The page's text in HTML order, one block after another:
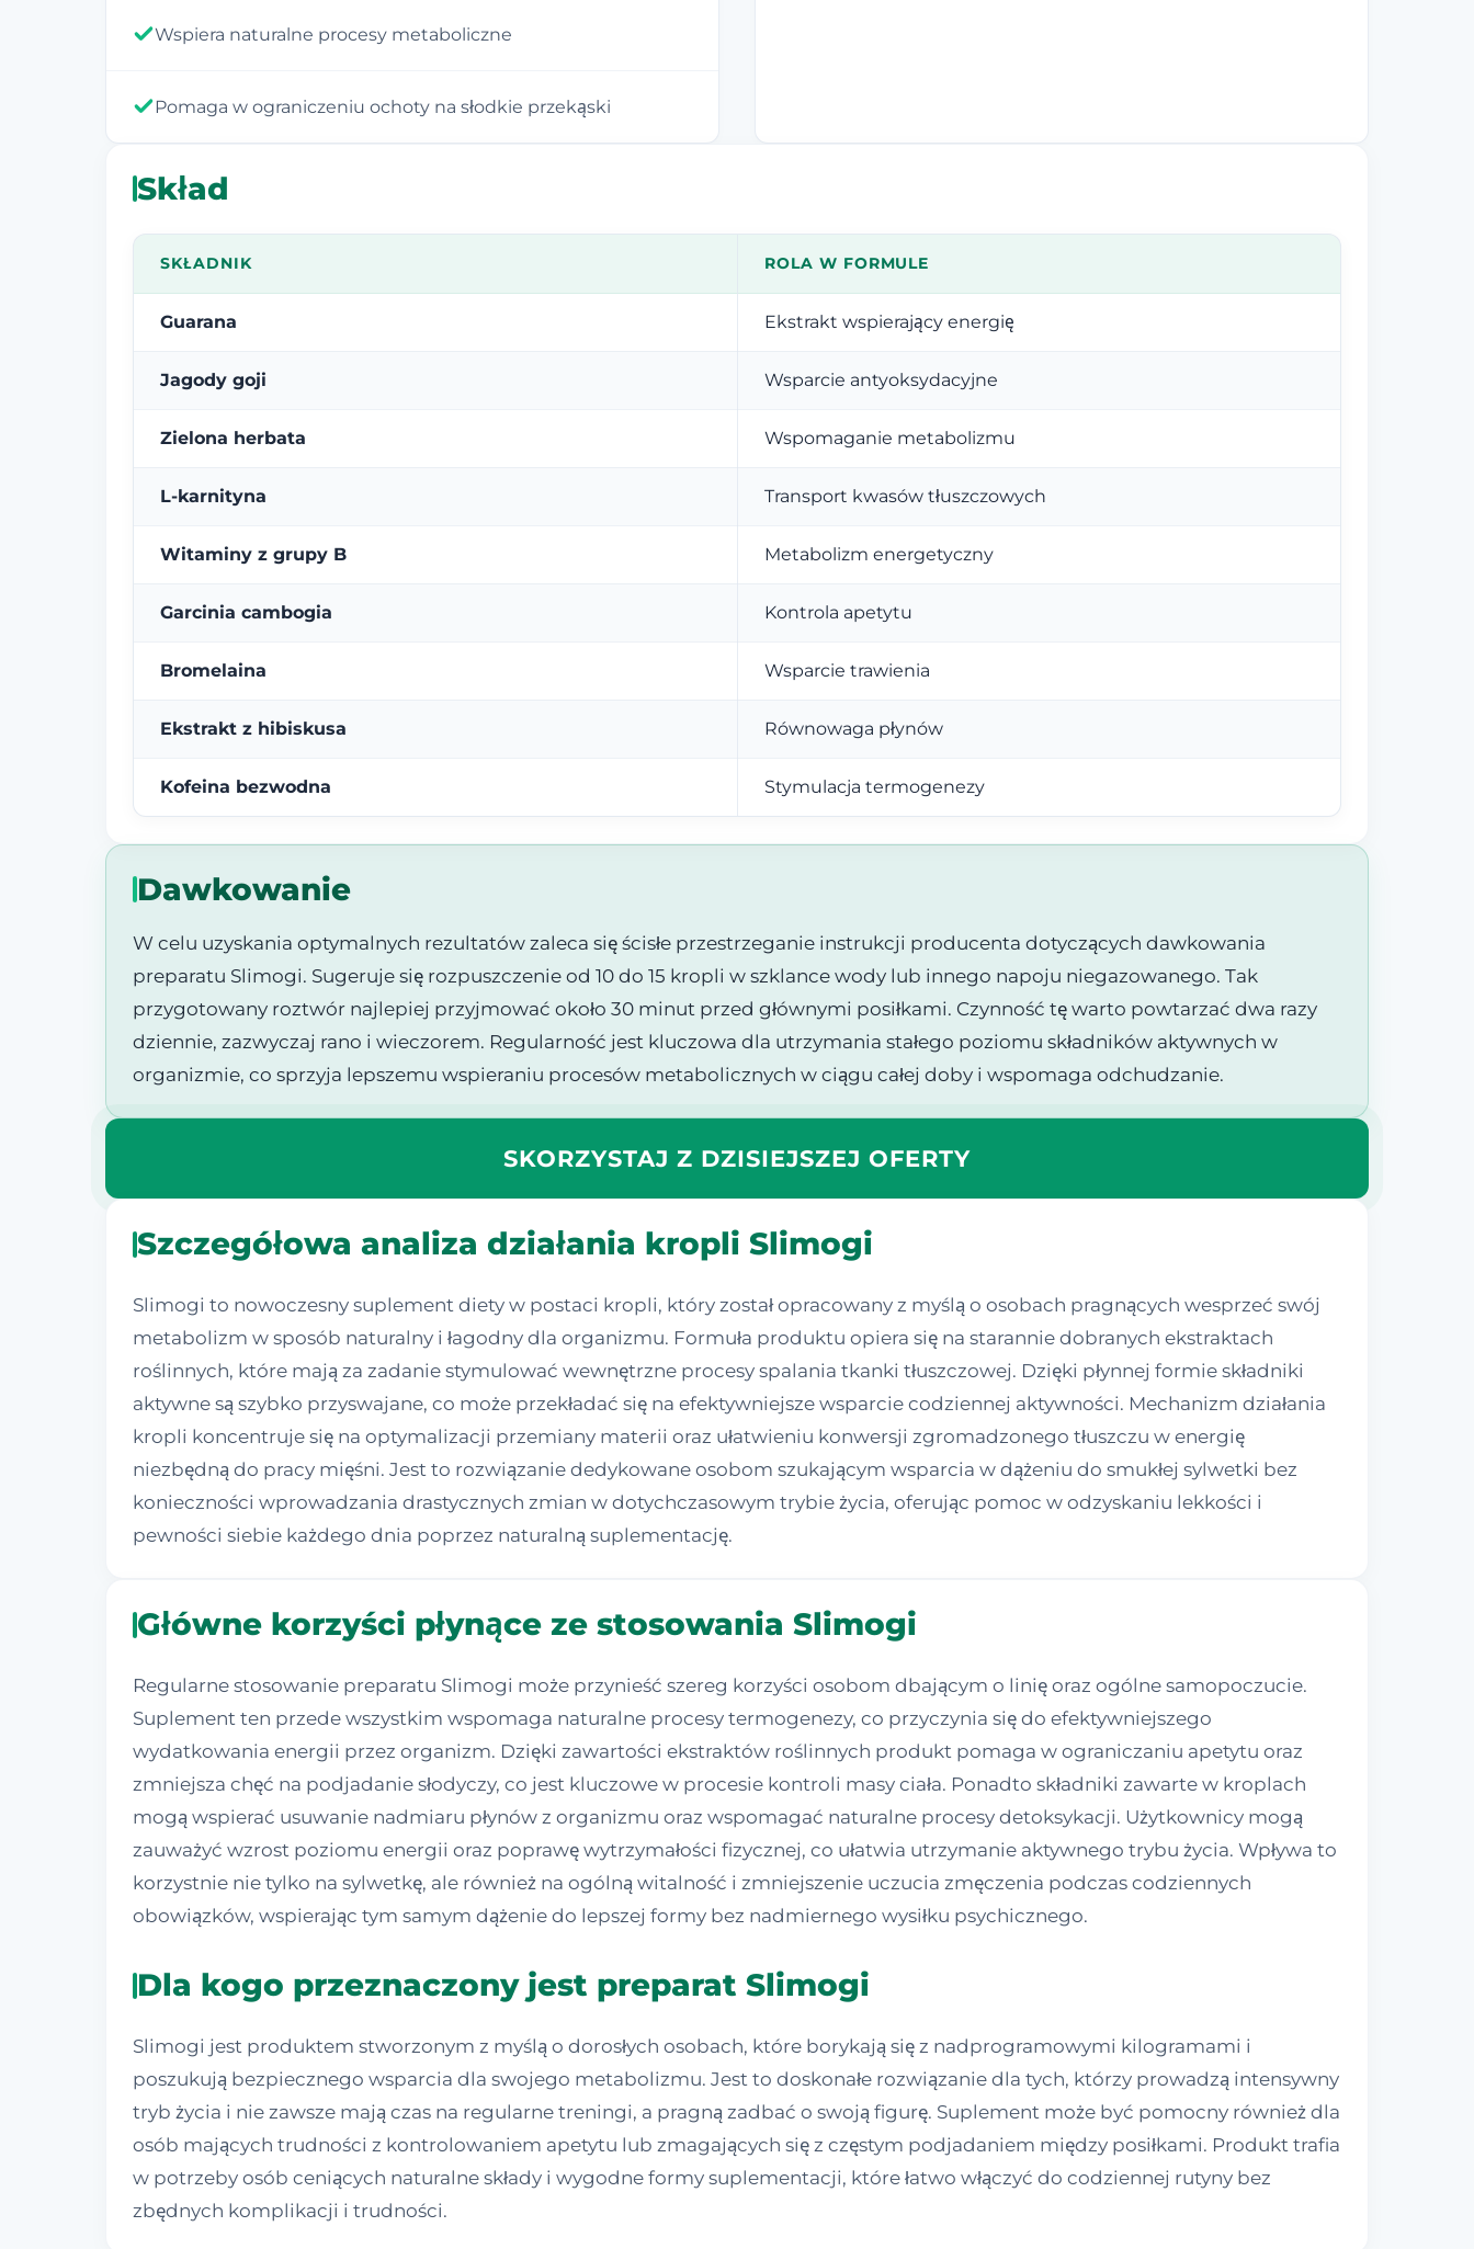
Wspiera naturalne procesy metaboliczne
Pomaga w ograniczeniu ochoty na słodkie przekąski
Skład
SKŁADNIK ROLA W FORMULE
Guarana Ekstrakt wspierający energię
Jagody goji Wsparcie antyoksydacyjne
Zielona herbata Wspomaganie metabolizmu
L-karnityna Transport kwasów tłuszczowych
Witaminy z grupy B Metabolizm energetyczny
Garcinia cambogia Kontrola apetytu
Bromelaina Wsparcie trawienia
Ekstrakt z hibiskusa Równowaga płynów
Kofeina bezwodna Stymulacja termogenezy
Dawkowanie
W celu uzyskania optymalnych rezultatów zaleca się ścisłe przestrzeganie instrukcji producenta dotyczących dawkowania
preparatu Slimogi. Sugeruje się rozpuszczenie od 10 do 15 kropli w szklance wody lub innego napoju niegazowanego. Tak
przygotowany roztwór najlepiej przyjmować około 30 minut przed głównymi posiłkami. Czynność tę warto powtarzać dwa razy
dziennie, zazwyczaj rano i wieczorem. Regularność jest kluczowa dla utrzymania stałego poziomu składników aktywnych w
organizmie, co sprzyja lepszemu wspieraniu procesów metabolicznych w ciągu całej doby i wspomaga odchudzanie.
SKORZYSTAJ Z DZISIEJSZEJ OFERTY
Szczegółowa analiza działania kropli Slimogi
Slimogi to nowoczesny suplement diety w postaci kropli, który został opracowany z myślą o osobach pragnących wesprzeć swój
metabolizm w sposób naturalny i łagodny dla organizmu. Formuła produktu opiera się na starannie dobranych ekstraktach
roślinnych, które mają za zadanie stymulować wewnętrzne procesy spalania tkanki tłuszczowej. Dzięki płynnej formie składniki
aktywne są szybko przyswajane, co może przekładać się na efektywniejsze wsparcie codziennej aktywności. Mechanizm działania
kropli koncentruje się na optymalizacji przemiany materii oraz ułatwieniu konwersji zgromadzonego tłuszczu w energię
niezbędną do pracy mięśni. Jest to rozwiązanie dedykowane osobom szukającym wsparcia w dążeniu do smukłej sylwetki bez
konieczności wprowadzania drastycznych zmian w dotychczasowym trybie życia, oferując pomoc w odzyskaniu lekkości i
pewności siebie każdego dnia poprzez naturalną suplementację.
Główne korzyści płynące ze stosowania Slimogi
Regularne stosowanie preparatu Slimogi może przynieść szereg korzyści osobom dbającym o linię oraz ogólne samopoczucie.
Suplement ten przede wszystkim wspomaga naturalne procesy termogenezy, co przyczynia się do efektywniejszego
wydatkowania energii przez organizm. Dzięki zawartości ekstraktów roślinnych produkt pomaga w ograniczaniu apetytu oraz
zmniejsza chęć na podjadanie słodyczy, co jest kluczowe w procesie kontroli masy ciała. Ponadto składniki zawarte w kroplach
mogą wspierać usuwanie nadmiaru płynów z organizmu oraz wspomagać naturalne procesy detoksykacji. Użytkownicy mogą
zauważyć wzrost poziomu energii oraz poprawę wytrzymałości fizycznej, co ułatwia utrzymanie aktywnego trybu życia. Wpływa to
korzystnie nie tylko na sylwetkę, ale również na ogólną witalność i zmniejszenie uczucia zmęczenia podczas codziennych
obowiązków, wspierając tym samym dążenie do lepszej formy bez nadmiernego wysiłku psychicznego.
Dla kogo przeznaczony jest preparat Slimogi
Slimogi jest produktem stworzonym z myślą o dorosłych osobach, które borykają się z nadprogramowymi kilogramami i
poszukują bezpiecznego wsparcia dla swojego metabolizmu. Jest to doskonałe rozwiązanie dla tych, którzy prowadzą intensywny
tryb życia i nie zawsze mają czas na regularne treningi, a pragną zadbać o swoją figurę. Suplement może być pomocny również dla
osób mających trudności z kontrolowaniem apetytu lub zmagających się z częstym podjadaniem między posiłkami. Produkt trafia
w potrzeby osób ceniących naturalne składy i wygodne formy suplementacji, które łatwo włączyć do codziennej rutyny bez
zbędnych komplikacji i trudności.